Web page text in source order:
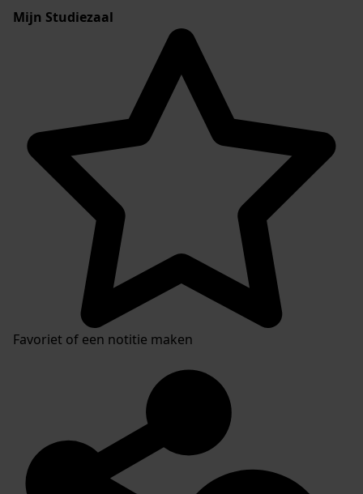
Mijn Studiezaal
Favoriet of een notitie maken